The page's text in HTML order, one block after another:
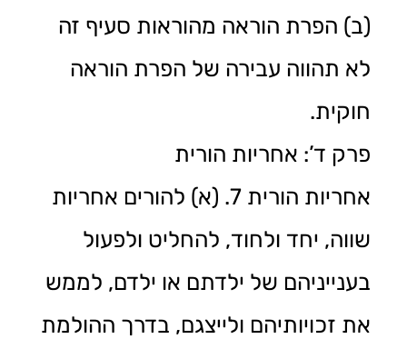
(ב) הפרת הוראה מהוראות סעיף זה
לא תהווה עבירה של הפרת הוראה
חוקית.
פרק ד’: אחריות הורית
אחריות הורית 7. (א) להורים אחריות
שווה, יחד ולחוד, להחליט ולפעול
בענייניהם של ילדתם או ילדם, לממש
את זכויותיהם ולייצגם, בדרך ההולמת